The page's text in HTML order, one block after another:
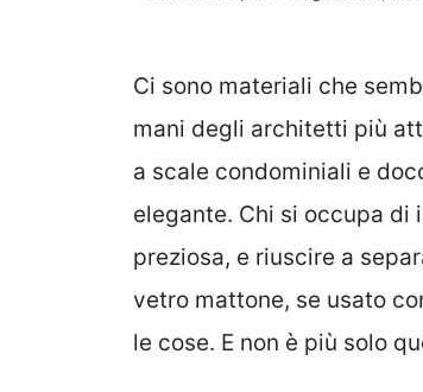
Ci sono materiali che
mani degli architetti più
a scale condominiali e
elegante. Chi si occupa di
preziosa, e riuscire a
vetro mattone, se usato
le cose. E non è più solo